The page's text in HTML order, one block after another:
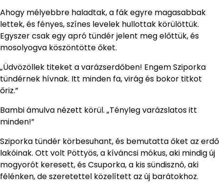
Ahogy mélyebbre haladtak, a fák egyre magasabbak
lettek, és fényes, színes levelek hullottak körülöttük.
Egyszer csak egy apró tündér jelent meg előttük, és
mosolyogva köszöntötte őket.
„Üdvözöllek titeket a varázserdőben! Engem Sziporka
tündérnek hívnak. Itt minden fa, virág és bokor titkot
őriz.”
Bambi ámulva nézett körül. „Tényleg varázslatos itt
minden!”
Sziporka tündér körbesuhant, és bemutatta őket az erdő
lakóinak. Ott volt Pöttyös, a kíváncsi mókus, aki mindig új
mogyorót keresett, és Csuporka, a kis sündisznó, aki
félénken, de szeretettel közelített az új barátokhoz.